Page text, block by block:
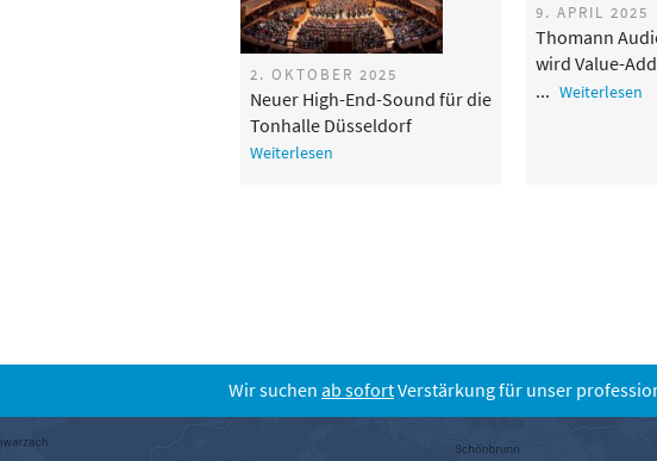
2. OKTOBER 2025
Neuer High-End-Sound für die
Tonhalle Düsseldorf
Weiterlesen
9. APRIL 2025
Thomann
wird Value-
zactrack in
Weiterlesen
Wir suchen ab sofortVerstärkung für unser